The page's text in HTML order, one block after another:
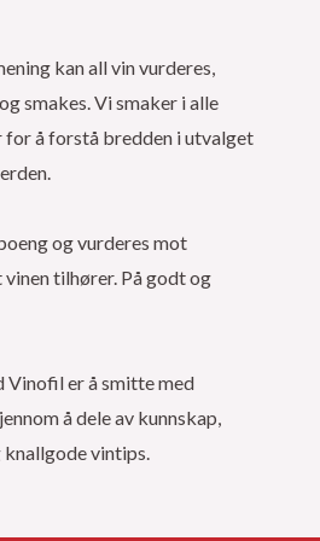
kan all vin vurderes,
smakes. Vi smaker i alle
for å forstå bredden i utvalget
og vurderes mot
vinen tilhører. På godt og
Vinofil er å smitte med
å dele av kunnskap,
vintips.